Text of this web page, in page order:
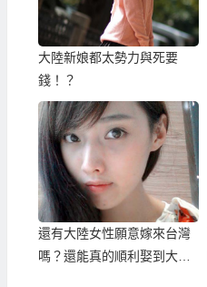
大陸新娘都太勢力與死要
錢！？
還有大陸女性願意嫁來台灣
嗎？還能真的順利娶到大陸